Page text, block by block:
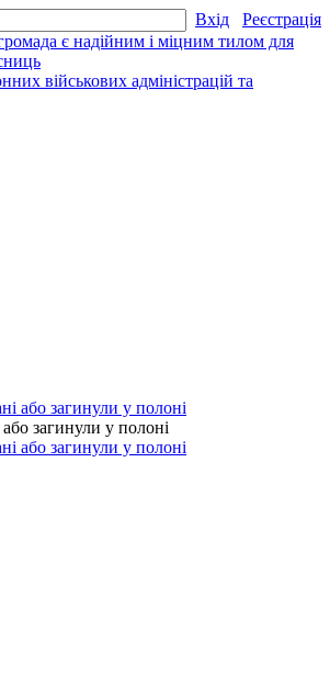
Вхід Реєстрація
є надійним і міцним тилом для
військових адміністрацій та
загинули у полоні